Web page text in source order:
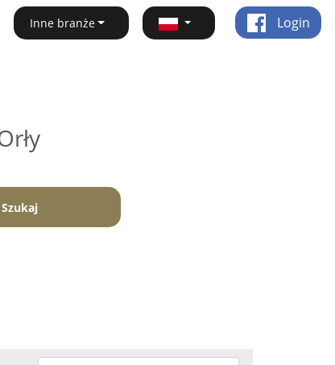
Inne branże Login
Szukaj